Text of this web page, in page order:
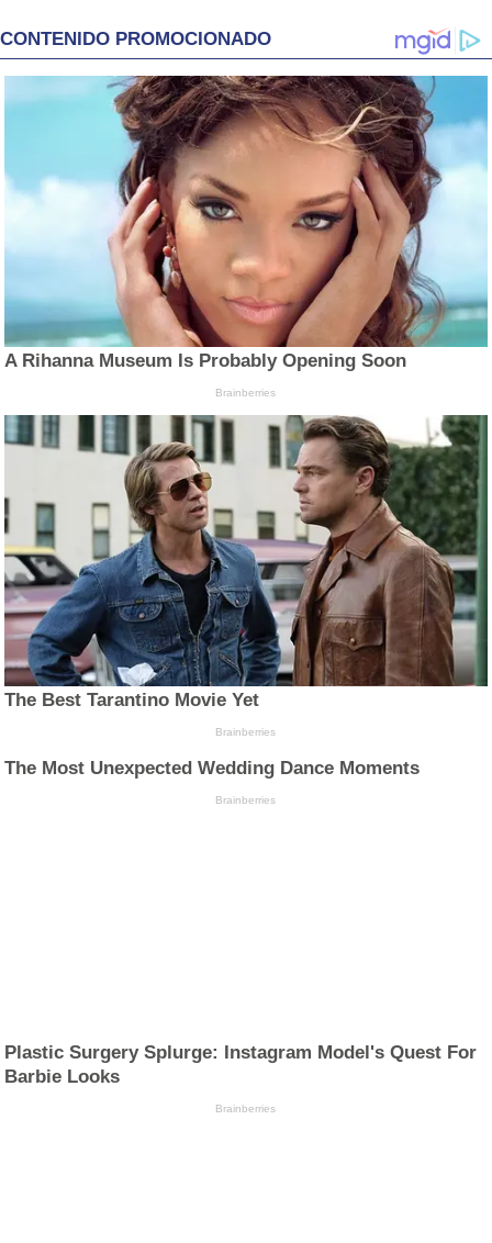
CONTENIDO PROMOCIONADO
A Rihanna Museum Is Probably Opening Soon
Brainberries
The Best Tarantino Movie Yet
Brainberries
The Most Unexpected Wedding Dance Moments
Brainberries
Plastic Surgery Splurge: Instagram Model's Quest For
Barbie Looks
Brainberries